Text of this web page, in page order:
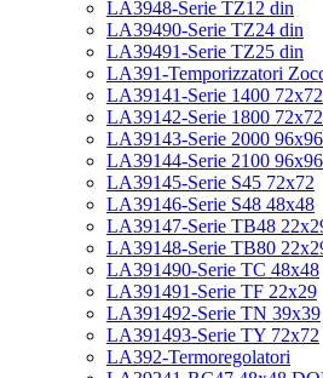
LA3948-Serie TZ12 din
LA39490-Serie TZ24 din
LA39491-Serie TZ25 din
LA391-Temporizzatori
LA39141-Serie 1400 72x72
LA39142-Serie 1800 72x72
LA39143-Serie 2000 96x96
LA39144-Serie 2100 96x96
LA39145-Serie S45 72x72
LA39146-Serie S48 48x48
LA39147-Serie TB48
LA39148-Serie TB80
LA391490-Serie TC 48x48
LA391491-Serie TF 22x29
LA391492-Serie TN 39x39
LA391493-Serie TY 72x72
LA392-Termoregolatori